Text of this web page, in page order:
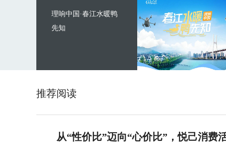
理响中国·春江水暖鸭
先知
推荐阅读
从“性价比”迈向“心价比”，悦己消费